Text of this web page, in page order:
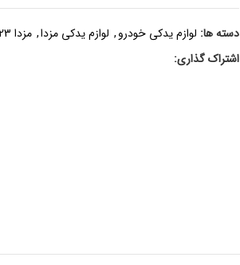
دسته ها: لوازم یدکی خودرو, لوازم یدکی مزدا, مزدا 323
اشتراک گذاری: